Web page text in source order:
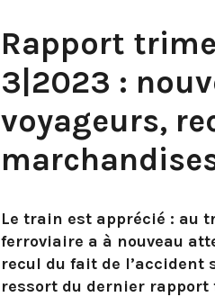
Rapport
3|2023 :
voyageurs,
Le train est apprécié : au
ferroviaire a à nouveau
recul du fait de l’accident
ressort du dernier